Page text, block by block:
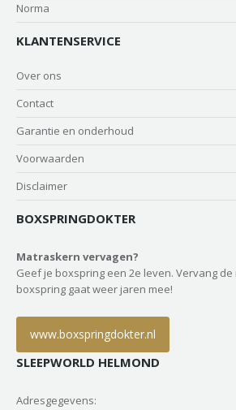
Norma
KLANTENSERVICE
Over ons
Contact
Garantie en onderhoud
Voorwaarden
Disclaimer
BOXSPRINGDOKTER
Matraskern vervagen?
Geef je boxspring een 2e leven. Vervang
boxspring gaat weer jaren mee!
www.boxspringdokter.nl
SLEEPWORLD HELMOND
Adresgegevens: